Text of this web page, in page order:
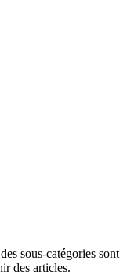
sous-catégories sont
des articles.